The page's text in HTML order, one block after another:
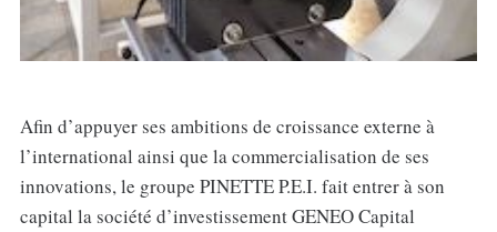
Afin d’appuyer ses ambitions de croissance externe à
l’international ainsi que la commercialisation de ses
innovations, le groupe PINETTE P.E.I. fait entrer à son
capital la société d’investissement GENEO Capital